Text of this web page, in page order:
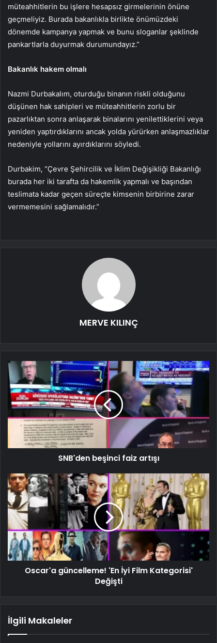
müteahhitlerin bu işlere hesapsız girmelerinin önüne
geçmeliyiz. Burada bakanlıkla birlikte önümüzdeki
dönemde kampanya yapmak ve bunu sloganlar şeklinde
pankartlarla duyurmak durumundayız.”
Bakanlık hakem olmalı
Nazmi Durbakalım, oturduğu binanın riskli olduğunu
düşünen hak sahipleri ve müteahhitlerin zorlu bir
pazarlıktan sonra anlaşarak binalarını yenilettiklerini veya
yeniden yaptırdıklarını ancak yolda yürürken anlaşmazlıklar
nedeniyle yollarını ayırdıklarını söyledi.
Durbakim, “Çevre Şehircilik ve İklim Değişikliği Bakanlığı
burada her iki tarafta da hakemlik yapmalı ve başından
teslimata kadar geçen süreçte kimsenin birbirine zarar
vermemesini sağlamalıdır.”
MERVE KILINÇ
SNB'den beşinci faiz artışı
Oscar'a güncelleme! 'En İyi Film Kategorisi'
Değişti
İlgili Makaleler